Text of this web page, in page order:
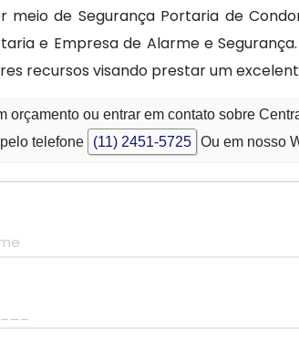
meio de Segurança Portaria de
e Empresa de Alarme e
recursos visando prestar um
orçamento ou entrar em contato sobre
telefone
(11) 2451-5725 Ou em nosso